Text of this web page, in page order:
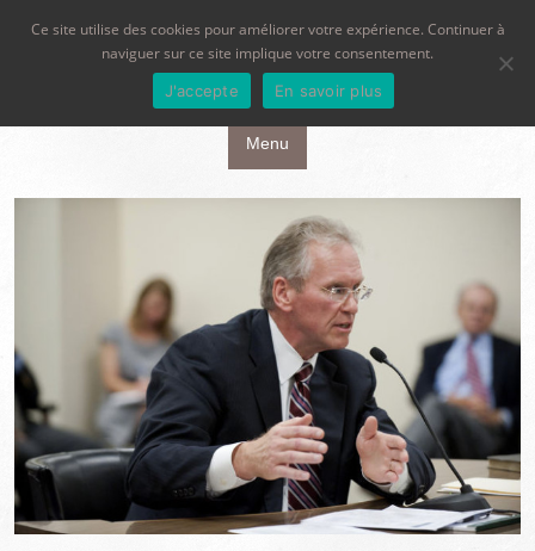
Menu
Aller au contenu principal
Ce site utilise des cookies pour améliorer votre expérience. Continuer à
naviguer sur ce site implique votre consentement.
J'accepte En savoir plus